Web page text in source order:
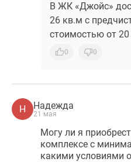
В ЖК «Джойс»
26 кв.м с
стоимостью от
0 0
Н Надежда
21 мая
Могу ли я
комплексе с
какими условиями